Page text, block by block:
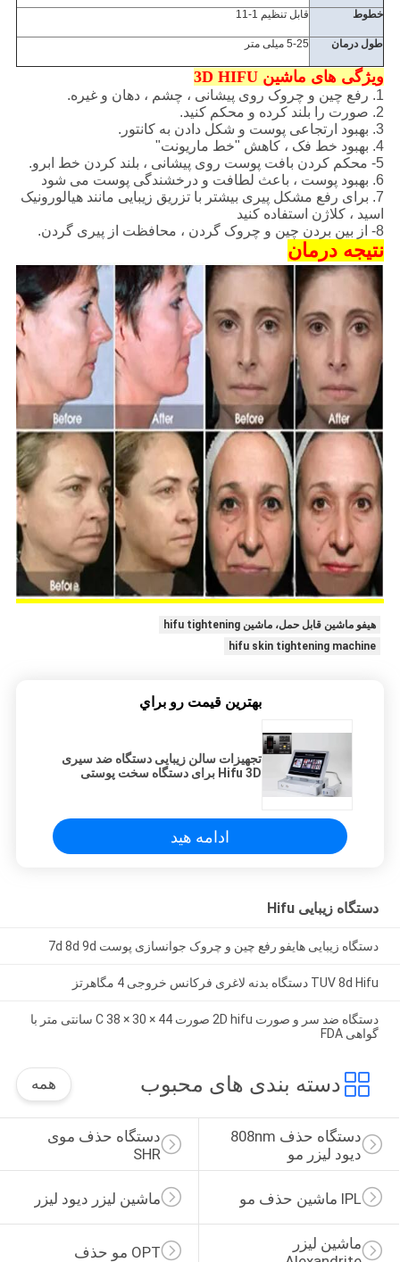
خطوط قابل تنظیم 1-11
طول درمان 5-25 میلی متر
ویژگی های ماشین 3D HIFU
1. رفع چین و چروک روی پیشانی ، چشم ، دهان و غیره.
2. صورت را بلند کرده و محکم کنید.
3. بهبود ارتجاعی پوست و شکل دادن به کانتور.
4. بهبود خط فک ، کاهش "خط ماریونت"
5- محکم کردن بافت پوست روی پیشانی ، بلند کردن خط ابرو.
6. بهبود پوست ، باعث لطافت و درخشندگی پوست می شود
7. برای رفع مشکل پیری بیشتر با تزریق زیبایی مانند هیالورونیک
اسید ، کلاژن استفاده کنید
8- از بین بردن چین و چروک گردن ، محافظت از پیری گردن.
نتیجه درمان
هیفو ماشین قابل حمل، ماشین hifu tightening
hifu skin tightening machine
بهترين قيمت رو براي
تجهیزات سالن زیبایی دستگاه ضد سیری
Hifu 3D برای دستگاه سخت پوستی
ادامه هید
دستگاه زیبایی Hifu
دستگاه زیبایی هایفو رفع چین و چروک جوانسازی پوست 7d 8d 9d
TUV 8d Hifu دستگاه بدنه لاغری فرکانس خروجی 4 مگاهرتز
دستگاه ضد سر و صورت 2D hifu صورت 44 × 30 × 38 C سانتی متر با
گواهی FDA
دسته بندی های محبوب همه
دستگاه حذف موی
SHR
دیود لیزر مو
ماشین لیزر دیود لیزر IPL ماشین حذف مو
OPT مو حذف
ماشین لیزر